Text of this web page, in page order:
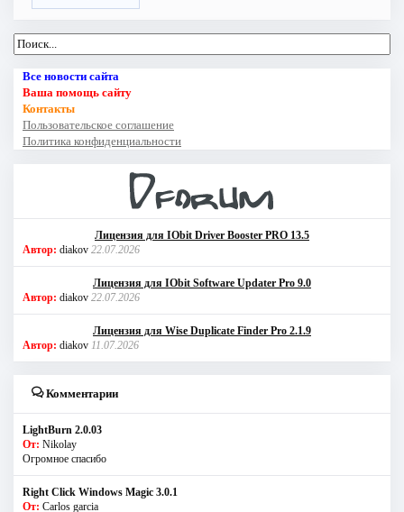
Все новости сайта
Ваша помощь сайту
Контакты
Пользовательское соглашение
Политика конфиденциальности
Лицензия для IObit Driver Booster PRO 13.5
Автор: diakov 22.07.2026
Лицензия для IObit Software Updater Pro 9.0
Автор: diakov 22.07.2026
Лицензия для Wise Duplicate Finder Pro 2.1.9
Автор: diakov 11.07.2026
Комментарии
LightBurn 2.0.03
От: Nikolay
Огромное спасибо
Right Click Windows Magic 3.0.1
От: Carlos garcia